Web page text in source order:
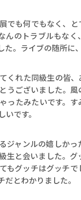
でも何でもなく、
んのトラブルもな
。ライブの随所に
くれた同級生の皆
うございました。
ったみたいです。
です。
ジャンルの嬉しか
生と会いました。
もグッチはグッチ
とわかりました。